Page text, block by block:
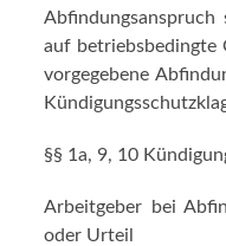
Abfindungsanspruch
auf betriebsbedingte
vorgegebene
§§ 1a, 9, 10
Arbeitgeber bei
oder Urteil